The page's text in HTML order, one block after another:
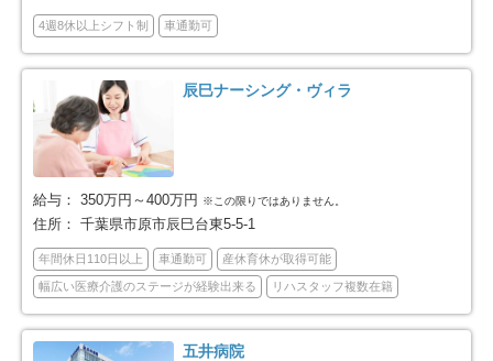
市原市 流山市
八千代市 54
鴨川市 12
君津市 2
浦安市 46 四街道市 35
袖ケ浦市 11 八街市 17
4週8休以上シフト制 車通勤可
辰巳ナーシング・ヴィラ
給与： 350万円～400万円 ※この限りではありません。
住所： 千葉県市原市辰巳台東5-5-1
年間休日110日以上 車通勤可 産休育休が取得可能
幅広い医療介護のステージが経験出来る リハスタッフ複数在籍
五井病院